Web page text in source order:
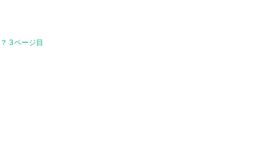
3ページ目